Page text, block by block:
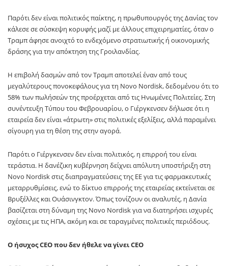
Παρότι δεν είναι πολιτικός παίκτης, η πρωθυπουργός της Δανίας τον
κάλεσε σε σύσκεψη κορυφής μαζί με άλλους επιχειρηματίες, όταν ο
Τραμπ άφησε ανοιχτό το ενδεχόμενο στρατιωτικής ή οικονομικής
δράσης για την απόκτηση της Γροιλανδίας.
Η επιβολή δασμών από τον Τραμπ αποτελεί έναν από τους
μεγαλύτερους πονοκεφάλους για τη Novo Nordisk, δεδομένου ότι το
58% των πωλήσεών της προέρχεται από τις Ηνωμένες Πολιτείες. Στη
συνέντευξη Τύπου του Φεβρουαρίου, ο Γιέργκενσεν δήλωσε ότι η
εταιρεία δεν είναι «άτρωτη» στις πολιτικές εξελίξεις, αλλά παραμένει
σίγουρη για τη θέση της στην αγορά.
Παρότι ο Γιέργκενσεν δεν είναι πολιτικός, η επιρροή του είναι
τεράστια. Η δανέζικη κυβέρνηση δείχνει απόλυτη υποστήριξη στη
Novo Nordisk στις διαπραγματεύσεις της ΕΕ για τις φαρμακευτικές
μεταρρυθμίσεις, ενώ το δίκτυο επιρροής της εταιρείας εκτείνεται σε
Βρυξέλλες και Ουάσινγκτον. Όπως τονίζουν οι αναλυτές, η Δανία
βασίζεται στη δύναμη της Novo Nordisk για να διατηρήσει ισχυρές
σχέσεις με τις ΗΠΑ, ακόμη και σε ταραγμένες πολιτικές περιόδους.
Ο ήσυχος CEO που δεν ήθελε να γίνει CEO